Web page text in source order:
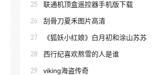
25 联通机顶盒遥控器手机版下载
26 刮骨刀夏禾图片高清
27 《狐妖小红娘》白月初和涂山苏苏
28 西行纪喜欢熬雪的人是谁
29 viking海盗传奇